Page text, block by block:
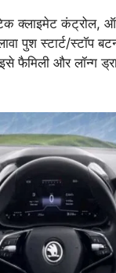
क्लाइमेट कंट्रोल,
पुश स्टार्ट/स्टॉप
और लॉन्ग